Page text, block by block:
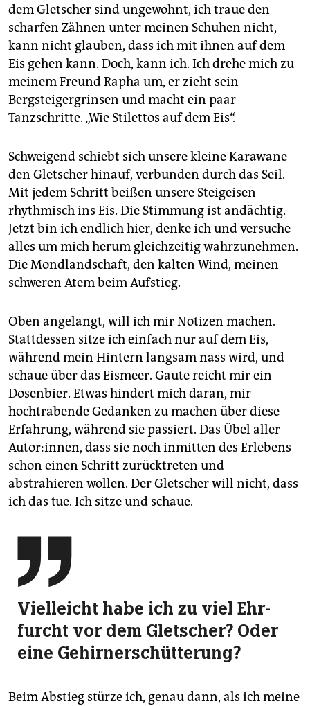
dem Gletscher sind ungewohnt, ich traue den
scharfen Zähnen unter meinen Schuhen nicht,
kann nicht glauben, dass ich mit ihnen auf dem
Eis gehen kann. Doch, kann ich. Ich drehe mich zu
meinem Freund Rapha um, er zieht sein
Bergsteigergrinsen und macht ein paar
Tanzschritte. „Wie Stilettos auf dem Eis“.
Schweigend schiebt sich unsere kleine Karawane
den Gletscher hinauf, verbunden durch das Seil.
Mit jedem Schritt beißen unsere Steigeisen
rhythmisch ins Eis. Die Stimmung ist andächtig.
Jetzt bin ich endlich hier, denke ich und versuche
alles um mich herum gleichzeitig wahrzunehmen.
Die Mondlandschaft, den kalten Wind, meinen
schweren Atem beim Aufstieg.
Oben angelangt, will ich mir Notizen machen.
Stattdessen sitze ich einfach nur auf dem Eis,
während mein Hintern langsam nass wird, und
schaue über das Eismeer. Gaute reicht mir ein
Dosenbier. Etwas hindert mich daran, mir
hochtrabende Gedanken zu machen über diese
Erfahrung, während sie passiert. Das Übel aller
Autor:innen, dass sie noch inmitten des Erlebens
schon einen Schritt zurücktreten und
abstrahieren wollen. Der Gletscher will nicht, dass
ich das tue. Ich sitze und schaue.

Vielleicht habe ich zu viel Ehr­
furcht vor dem Gletscher? Oder
eine Gehirn­erschütterung?
Beim Abstieg stürze ich, genau dann, als ich meine